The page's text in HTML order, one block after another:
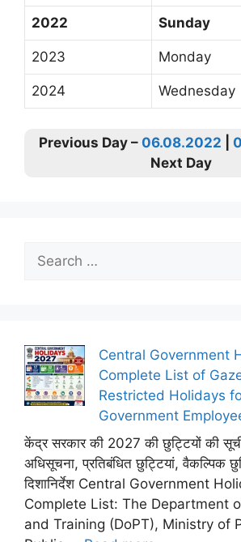
2022 Sunday
2023 Monday
2024 Wednesday
Previous Day – 06.08.2022
Next Day
Search
for:
Central Government
Complete List of
Restricted Holidays
Government
केंद्र सरकार की 2027 की छुट्टियों की
अधिसूचना, प्रतिबंधित छुट्टियां, वैकल्पिक
दिशानिर्देश Central Government
Complete List: The Department
and Training (DoPT), Ministry of